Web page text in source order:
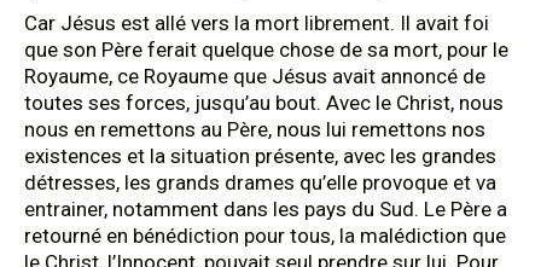
Car Jésus est allé vers la mort librement. Il avait foi
que son Père ferait quelque chose de sa mort, pour le
Royaume, ce Royaume que Jésus avait annoncé de
toutes ses forces, jusqu’au bout. Avec le Christ, nous
nous en remettons au Père, nous lui remettons nos
existences et la situation présente, avec les grandes
détresses, les grands drames qu’elle provoque et va
entrainer, notamment dans les pays du Sud. Le Père a
retourné en bénédiction pour tous, la malédiction que
le Christ, l’Innocent, pouvait seul prendre sur lui. Pour